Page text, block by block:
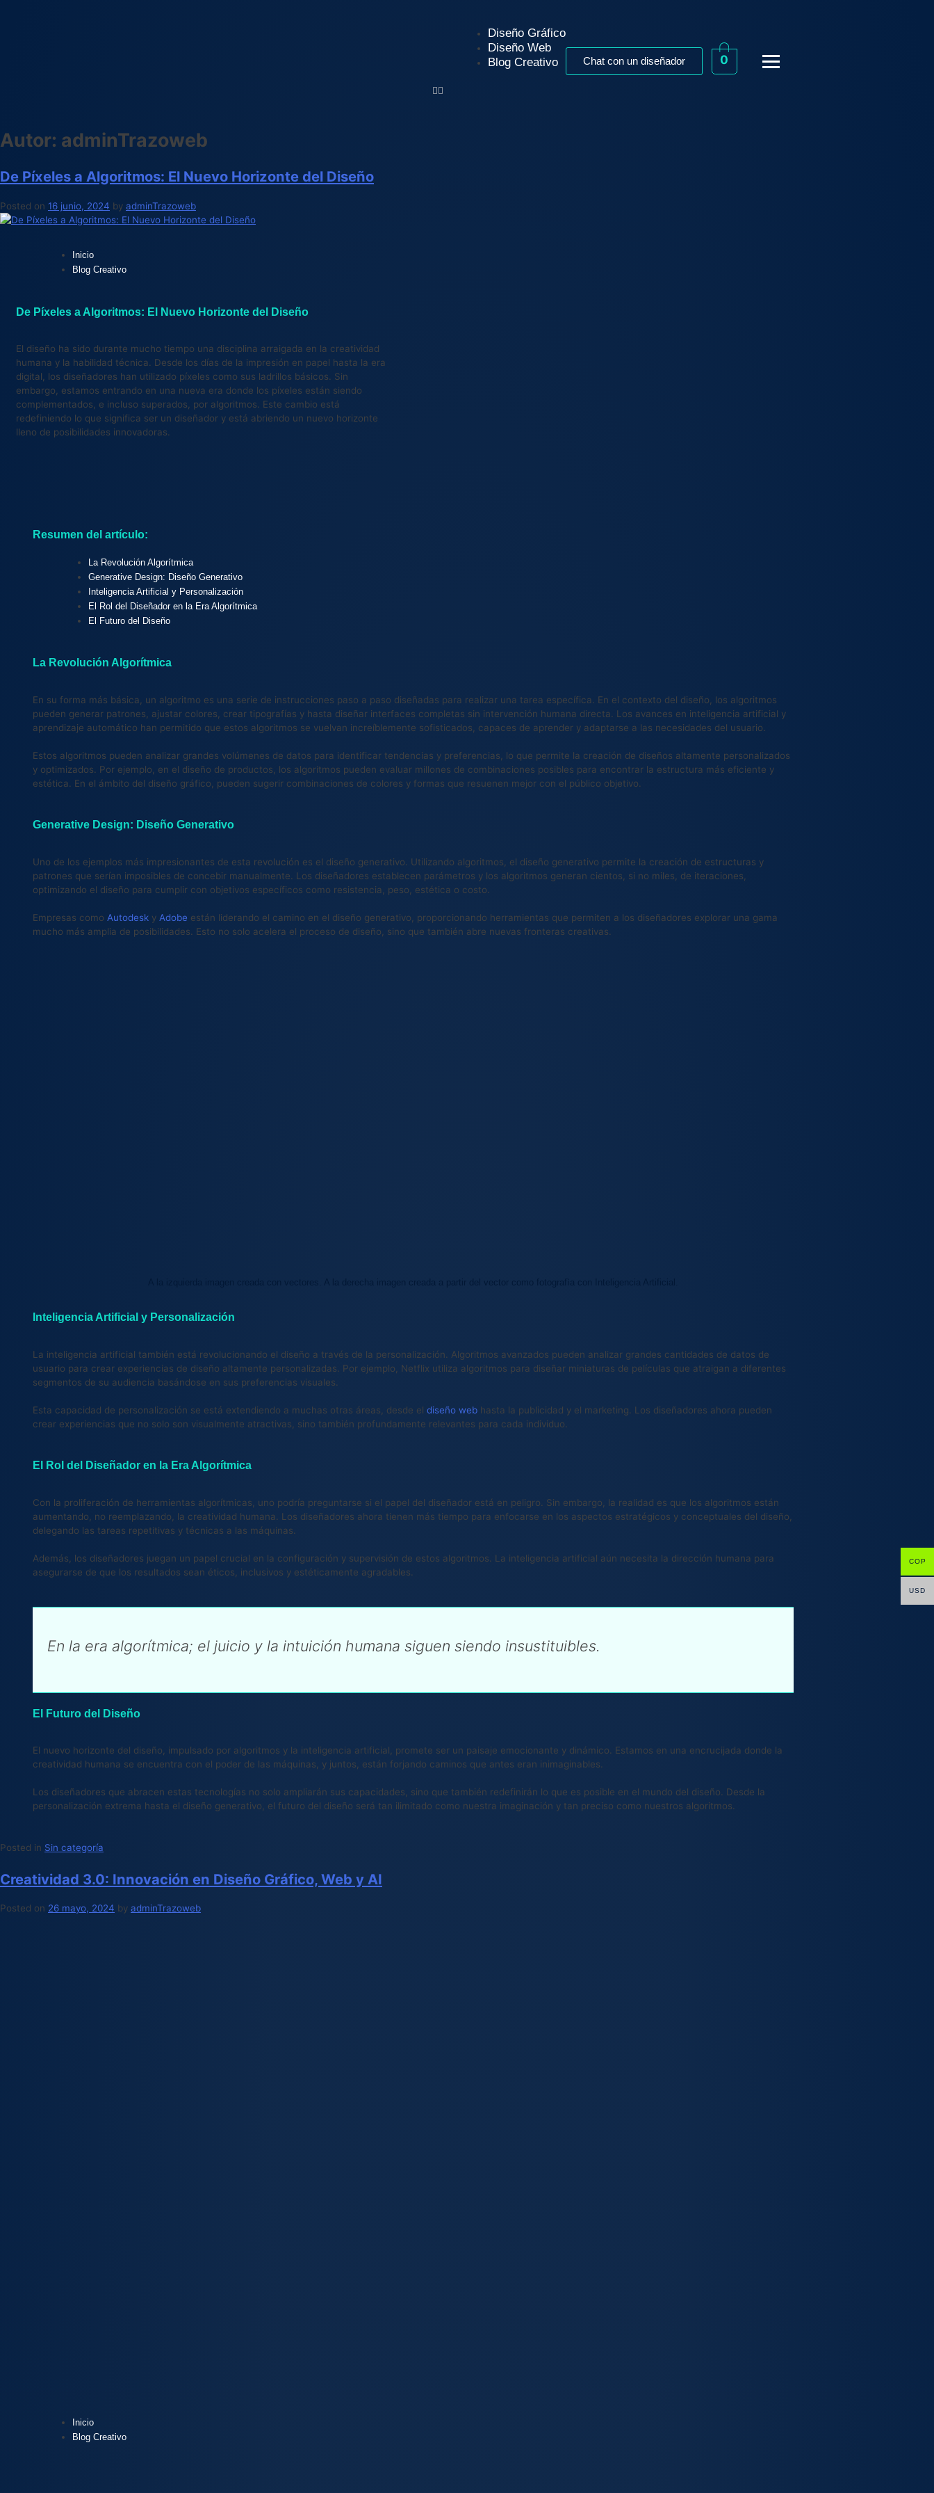
Diseño Gráfico
Diseño Web
Blog Creativo
Chat con un diseñador 0
Autor: adminTrazoweb
De Píxeles a Algoritmos: El Nuevo Horizonte del Diseño
Posted on 16 junio, 2024 by adminTrazoweb
Inicio
Blog Creativo
De Píxeles a Algoritmos: El Nuevo Horizonte del Diseño
El diseño ha sido durante mucho tiempo una disciplina arraigada en la creatividad
humana y la habilidad técnica. Desde los días de la impresión en papel hasta la era
digital, los diseñadores han utilizado píxeles como sus ladrillos básicos. Sin
embargo, estamos entrando en una nueva era donde los píxeles están siendo
complementados, e incluso superados, por algoritmos. Este cambio está
redefiniendo lo que significa ser un diseñador y está abriendo un nuevo horizonte
lleno de posibilidades innovadoras.
Resumen del artículo:
La Revolución Algorítmica
Generative Design: Diseño Generativo
Inteligencia Artificial y Personalización
El Rol del Diseñador en la Era Algorítmica
El Futuro del Diseño
La Revolución Algorítmica
En su forma más básica, un algoritmo es una serie de instrucciones paso a paso diseñadas para realizar una tarea específica. En el contexto del diseño, los algoritmos
pueden generar patrones, ajustar colores, crear tipografías y hasta diseñar interfaces completas sin intervención humana directa. Los avances en inteligencia artificial y
aprendizaje automático han permitido que estos algoritmos se vuelvan increíblemente sofisticados, capaces de aprender y adaptarse a las necesidades del usuario.
Estos algoritmos pueden analizar grandes volúmenes de datos para identificar tendencias y preferencias, lo que permite la creación de diseños altamente personalizados
y optimizados. Por ejemplo, en el diseño de productos, los algoritmos pueden evaluar millones de combinaciones posibles para encontrar la estructura más eficiente y
estética. En el ámbito del diseño gráfico, pueden sugerir combinaciones de colores y formas que resuenen mejor con el público objetivo.
Generative Design: Diseño Generativo
Uno de los ejemplos más impresionantes de esta revolución es el diseño generativo. Utilizando algoritmos, el diseño generativo permite la creación de estructuras y
patrones que serían imposibles de concebir manualmente. Los diseñadores establecen parámetros y los algoritmos generan cientos, si no miles, de iteraciones,
optimizando el diseño para cumplir con objetivos específicos como resistencia, peso, estética o costo.
Empresas como Autodesky Adobe están liderando el camino en el diseño generativo, proporcionando herramientas que permiten a los diseñadores explorar una gama
mucho más amplia de posibilidades. Esto no solo acelera el proceso de diseño, sino que también abre nuevas fronteras creativas.
Inteligencia Artificial y Personalización
La inteligencia artificial también está revolucionando el diseño a través de la personalización. Algoritmos avanzados pueden analizar grandes cantidades de datos de
usuario para crear experiencias de diseño altamente personalizadas. Por ejemplo, Netflix utiliza algoritmos para diseñar miniaturas de películas que atraigan a diferentes
segmentos de su audiencia basándose en sus preferencias visuales.
Esta capacidad de personalización se está extendiendo a muchas otras áreas, desde el diseño webhasta la publicidad y el marketing. Los diseñadores ahora pueden
crear experiencias que no solo son visualmente atractivas, sino también profundamente relevantes para cada individuo.
El Rol del Diseñador en la Era Algorítmica
Con la proliferación de herramientas algorítmicas, uno podría preguntarse si el papel del diseñador está en peligro. Sin embargo, la realidad es que los algoritmos están
aumentando, no reemplazando, la creatividad humana. Los diseñadores ahora tienen más tiempo para enfocarse en los aspectos estratégicos y conceptuales del diseño,
delegando las tareas repetitivas y técnicas a las máquinas.
Además, los diseñadores juegan un papel crucial en la configuración y supervisión de estos algoritmos. La inteligencia artificial aún necesita la dirección humana para
asegurarse de que los resultados sean éticos, inclusivos y estéticamente agradables.
En la era algorítmica; el juicio y la intuición humana siguen siendo insustituibles.
El Futuro del Diseño
El nuevo horizonte del diseño, impulsado por algoritmos y la inteligencia artificial, promete ser un paisaje emocionante y dinámico. Estamos en una encrucijada donde la
creatividad humana se encuentra con el poder de las máquinas, y juntos, están forjando caminos que antes eran inimaginables.
Los diseñadores que abracen estas tecnologías no solo ampliarán sus capacidades, sino que también redefinirán lo que es posible en el mundo del diseño. Desde la
personalización extrema hasta el diseño generativo, el futuro del diseño será tan ilimitado como nuestra imaginación y tan preciso como nuestros algoritmos.
Posted in Sin categoría
Creatividad 3.0: Innovación en Diseño Gráfico, Web y AI
Posted on 26 mayo, 2024 by adminTrazoweb
Inicio
Blog Creativo
COP
USD